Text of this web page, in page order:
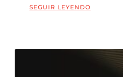
SEGUIR LEYENDO